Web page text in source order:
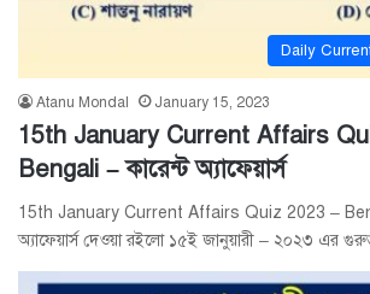
Daily
Atanu Mondal January 15, 2023
15th January Current Affairs
Bengali – কারেন্ট অ্যাফেয়ার্স
15th January Current Affairs Quiz 2023 –
অ্যাফেয়ার্স দেওয়া রইলো ১৫ই জানুয়ারী – ২০২৩ এর